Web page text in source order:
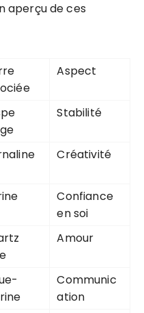
aperçu de ces
Aspect
Stabilité
Créativité
Confiance
en soi
Amour
Communic
ation